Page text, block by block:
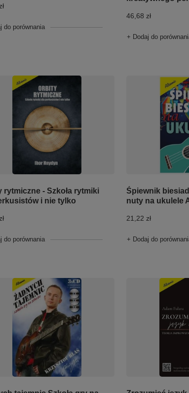
do porównania
46,68 zł
+ Dodaj do
rytmiczne - Szkoła rytmiki
i nie tylko
do porównania
Śpiewnik
nuty na ukulele
21,22 zł
+ Dodaj do